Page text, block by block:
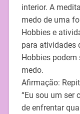
interior. A
medo de uma
Hobbies e
para atividades
Hobbies podem
medo.
Afirmação:
“Eu sou um ser
de enfrentar